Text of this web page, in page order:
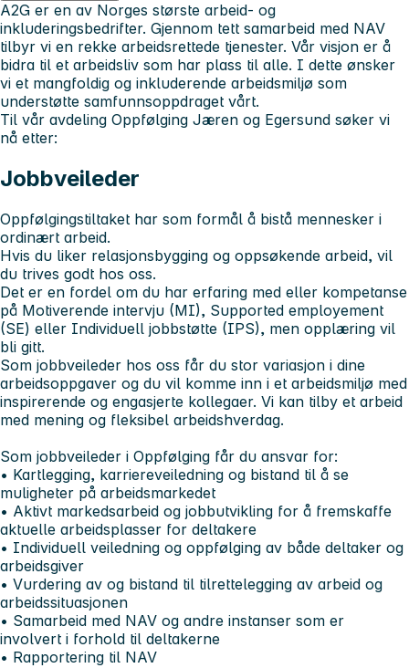
A2G er en av Norges største arbeid- og
inkluderingsbedrifter. Gjennom tett samarbeid med NAV
tilbyr vi en rekke arbeidsrettede tjenester. Vår visjon er å
bidra til et arbeidsliv som har plass til alle. I dette ønsker
vi et mangfoldig og inkluderende arbeidsmiljø som
understøtte samfunnsoppdraget vårt.
Til vår avdeling Oppfølging Jæren og Egersund søker vi
nå etter:
Jobbveileder
Oppfølgingstiltaket har som formål å bistå mennesker i
ordinært arbeid.
Hvis du liker relasjonsbygging og oppsøkende arbeid, vil
du trives godt hos oss.
Det er en fordel om du har erfaring med eller kompetanse
på Motiverende intervju (MI), Supported employement
(SE) eller Individuell jobbstøtte (IPS), men opplæring vil
bli gitt.
Som jobbveileder hos oss får du stor variasjon i dine
arbeidsoppgaver og du vil komme inn i et arbeidsmiljø med
inspirerende og engasjerte kollegaer. Vi kan tilby et arbeid
med mening og fleksibel arbeidshverdag.
Som jobbveileder i Oppfølging får du ansvar for:
• Kartlegging, karriereveiledning og bistand til å se
muligheter på arbeidsmarkedet
• Aktivt markedsarbeid og jobbutvikling for å fremskaffe
aktuelle arbeidsplasser for deltakere
• Individuell veiledning og oppfølging av både deltaker og
arbeidsgiver
• Vurdering av og bistand til tilrettelegging av arbeid og
arbeidssituasjonen
• Samarbeid med NAV og andre instanser som er
involvert i forhold til deltakerne
• Rapportering til NAV